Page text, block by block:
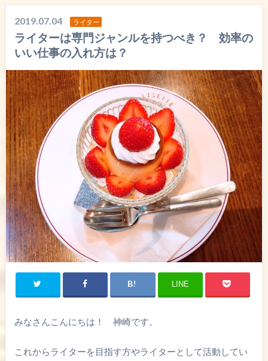
2019.07.04 ライター
ライターは専門ジャンルを持つべき？ 効率の
いい仕事の入れ方は？
LINE
みなさんこんにちは！ 神崎です。
これからライターを目指す方やライターとして活動してい